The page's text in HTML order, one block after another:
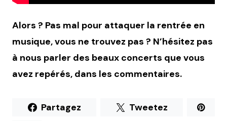
Alors ? Pas mal pour attaquer la rentrée en
musique, vous ne trouvez pas ? N’hésitez pas
à nous parler des beaux concerts que vous
avez repérés, dans les commentaires.
Partagez Tweetez